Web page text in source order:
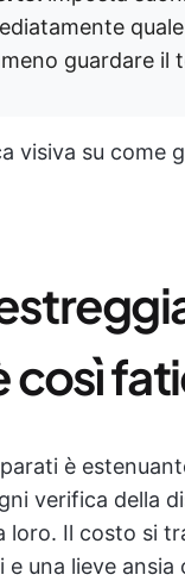
guardare il
visiva su come
così
è
verifica della
loro. Il costo si
una lieve